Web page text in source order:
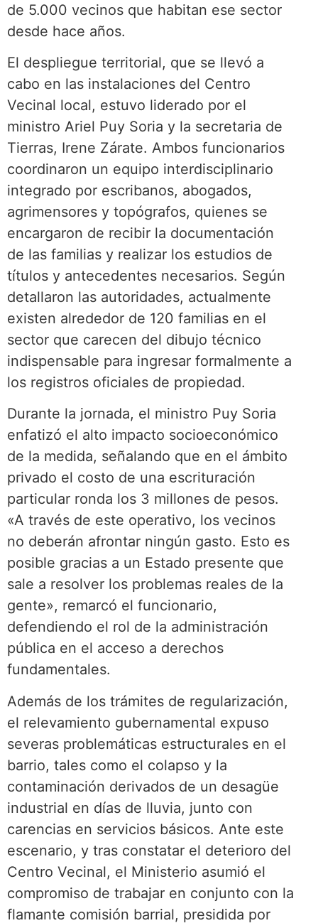
de 5.000 vecinos que habitan ese sector
desde hace años.
El despliegue territorial, que se llevó a
cabo en las instalaciones del Centro
Vecinal local, estuvo liderado por el
ministro Ariel Puy Soria y la secretaria de
Tierras, Irene Zárate. Ambos funcionarios
coordinaron un equipo interdisciplinario
integrado por escribanos, abogados,
agrimensores y topógrafos, quienes se
encargaron de recibir la documentación
de las familias y realizar los estudios de
títulos y antecedentes necesarios. Según
detallaron las autoridades, actualmente
existen alrededor de 120 familias en el
sector que carecen del dibujo técnico
indispensable para ingresar formalmente a
los registros oficiales de propiedad.
Durante la jornada, el ministro Puy Soria
enfatizó el alto impacto socioeconómico
de la medida, señalando que en el ámbito
privado el costo de una escrituración
particular ronda los 3 millones de pesos.
«A través de este operativo, los vecinos
no deberán afrontar ningún gasto. Esto es
posible gracias a un Estado presente que
sale a resolver los problemas reales de la
gente», remarcó el funcionario,
defendiendo el rol de la administración
pública en el acceso a derechos
fundamentales.
Además de los trámites de regularización,
el relevamiento gubernamental expuso
severas problemáticas estructurales en el
barrio, tales como el colapso y la
contaminación derivados de un desagüe
industrial en días de lluvia, junto con
carencias en servicios básicos. Ante este
escenario, y tras constatar el deterioro del
Centro Vecinal, el Ministerio asumió el
compromiso de trabajar en conjunto con la
flamante comisión barrial, presidida por